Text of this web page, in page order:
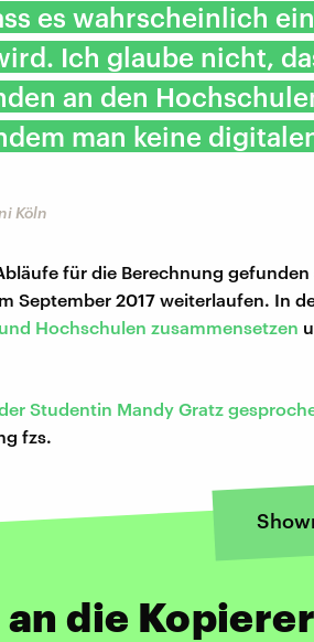
es wahrscheinlich
Ich glaube nicht,
an den
man keine
Köln
für die Berechnung gefunden
September 2017 weiterlaufen. In
Hochschulen zusammensetzen
Studentin Mandy Gratz
fzs.
die